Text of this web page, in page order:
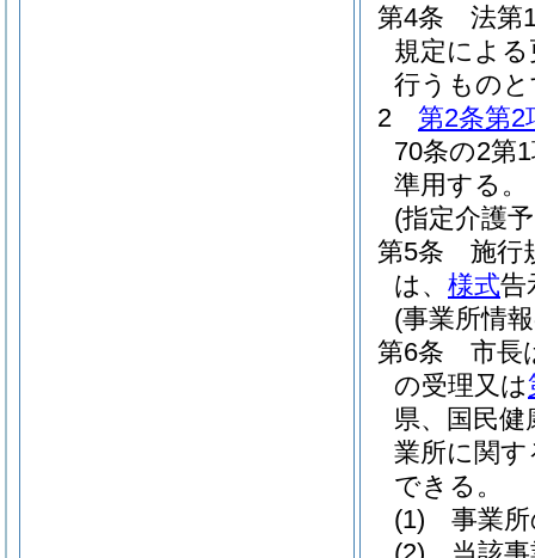
第4条
法第
規定によ
行うもの
2
第2条第2
70条の2第
準用する。
(指定介護
第5条
施行
は、 様式告
(事業所情
第6条
市長
の受理又は
県、国民
業所に関
できる。
(1)
事業